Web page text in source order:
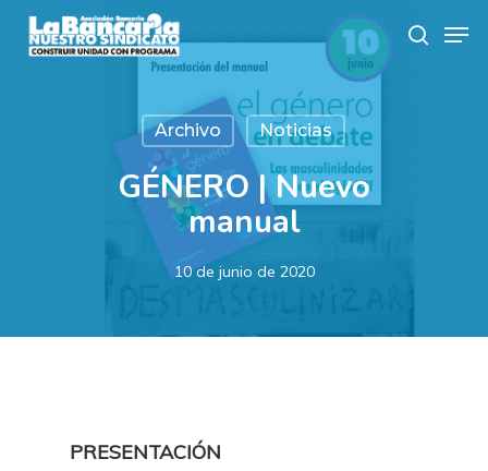
main
search
Archivo Noticias
GÉNERO | Nuevo
manual
10 de junio de 2020
PRESENTACIÓN